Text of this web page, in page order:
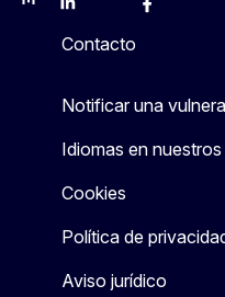
MastodonLinkedInBlueskyFacebook
Contacto
Notificar una
Idiomas en
Cookies
Política de
Aviso jurídico